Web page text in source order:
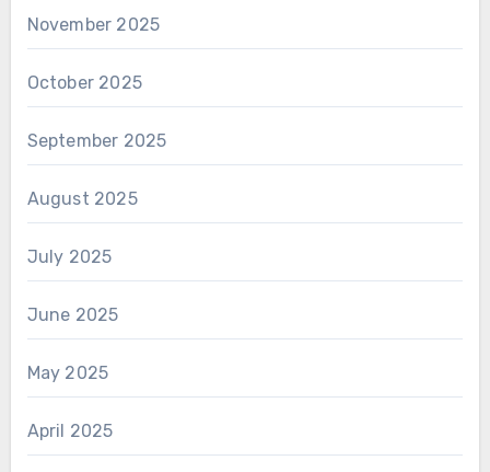
November 2025
October 2025
September 2025
August 2025
July 2025
June 2025
May 2025
April 2025